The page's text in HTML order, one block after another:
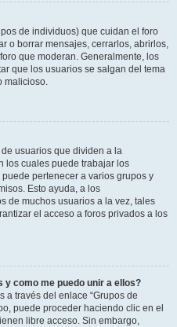
de individuos) que cuidan el foro
o borrar mensajes, cerrarlos, abrirlos,
que moderan. Generalmente, los
que los usuarios se salgan del tema
malicioso.
usuarios que dividen a la
los cuales puede trabajar los
pertenecer a varios grupos y
Esto ayuda, a los
de muchos usuarios a la vez, tales
el acceso a foros privados a los
y como me puedo unir a ellos?
a través del enlace “Grupos de
puede proceder haciendo clic en el
libre acceso. Sin embargo,